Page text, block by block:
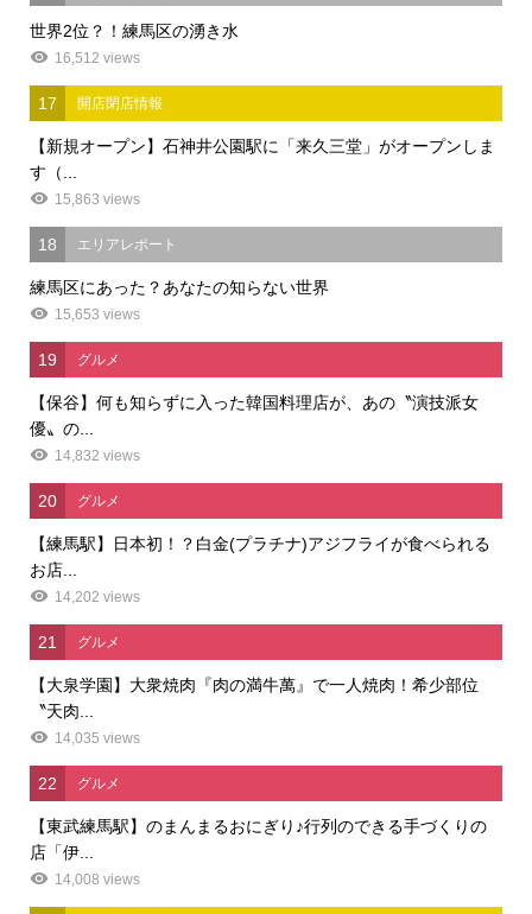
世界2位？！練馬区の湧き水
16,512 views
17 開店閉店情報
【新規オープン】石神井公園駅に「来久三堂」がオープンしま
す（...
15,863 views
18 エリアレポート
練馬区にあった？あなたの知らない世界
15,653 views
19 グルメ
【保谷】何も知らずに入った韓国料理店が、あの〝演技派女
優〟の...
14,832 views
20 グルメ
【練馬駅】日本初！？白金(プラチナ)アジフライが食べられる
お店...
14,202 views
21 グルメ
【大泉学園】大衆焼肉『肉の満牛萬』で一人焼肉！希少部位
〝天肉...
14,035 views
22 グルメ
【東武練馬駅】のまんまるおにぎり♪行列のできる手づくりの
店「伊...
14,008 views